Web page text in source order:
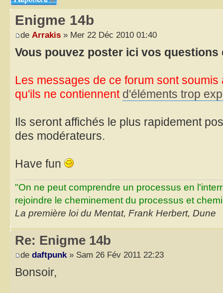
Enigme 14b
de Arrakis » Mer 22 Déc 2010 01:40
Vous pouvez poster ici vos
Les messages de ce forum sont
qu'ils ne contiennent d'éléments trop
Ils seront affichés le plus rapidement
des modérateurs.
Have fun
"On ne peut comprendre un processus en
rejoindre le cheminement du processus et
La première loi du Mentat, Frank Herbert, Dune
Re: Enigme 14b
de daftpunk» Sam 26 Fév 2011 22:23
Bonsoir,